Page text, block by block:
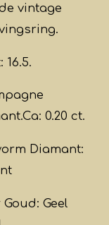
vintage
16.5.
0.20 ct.
Diamant:
Goud: Geel